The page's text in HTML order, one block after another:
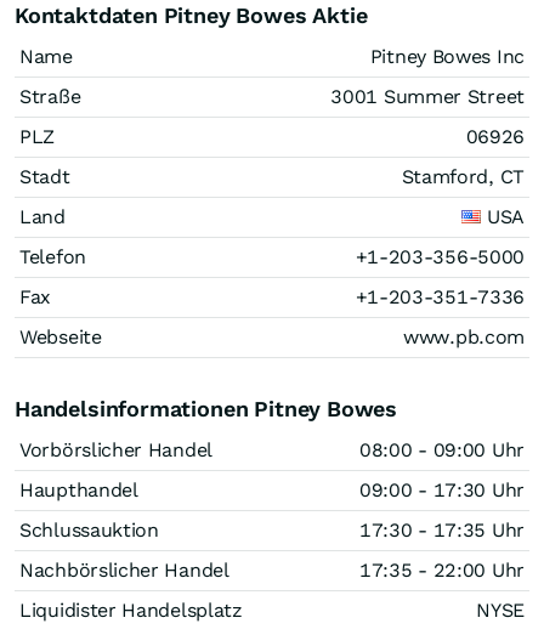
Kontaktdaten Pitney Bowes Aktie
Name
Pitney Bowes Inc
Straße
3001 Summer Street
PLZ
06926
Stadt
Stamford, CT
Land
USA
Telefon
+1-203-356-5000
Fax
+1-203-351-7336
Webseite
www.pb.com
Handelsinformationen Pitney Bowes
Vorbörslicher Handel
08:00 - 09:00 Uhr
Haupthandel
09:00 - 17:30 Uhr
Schlussauktion
17:30 - 17:35 Uhr
Nachbörslicher Handel
17:35 - 22:00 Uhr
Liquidister Handelsplatz
NYSE